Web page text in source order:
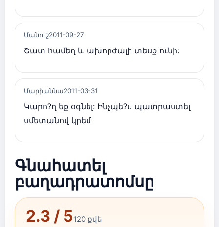
Մանուշ2011-09-27
Շատ համեղ և ախորժալի տեսք ունի:
Մարիաննա2011-03-31
Կարո?ղ եք օգնել: Ինչպե?ս պատրաստել
սմետանով կրեմ
Գնահատել
բաղադրատոմսը
2.3 / 5120 քվե